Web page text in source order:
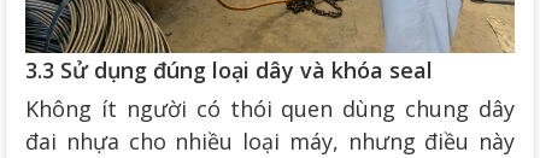
3.3 Sử dụng đúng loại dây và khóa seal
Không ít người có thói quen dùng chung dây
đai nhựa cho nhiều loại máy, nhưng điều này